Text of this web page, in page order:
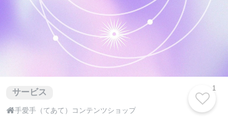
サービス
手愛手（てあて）コンテンツショップ
1